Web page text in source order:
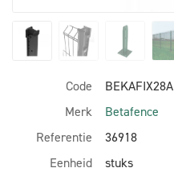
Code
BEKAFIX28A
Merk
Betafence
Referentie
36918
Eenheid
stuks